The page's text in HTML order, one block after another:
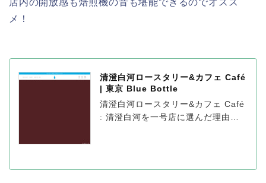
メ！
清澄白河ロースタリー&カフェ Café
| 東京 Blue Bottle
清澄白河ロースタリー&カフェ Café
: 清澄白河を一号店に選んだ理由